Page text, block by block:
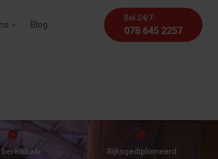
Blog
Bel 24/7:
078 645 2257
bereikbaar Rijksgediplomeerd